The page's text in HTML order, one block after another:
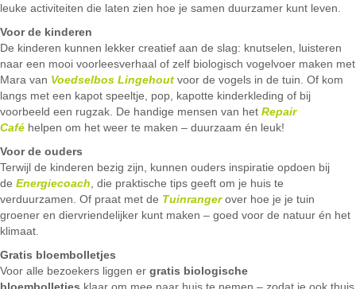
leuke activiteiten die laten zien hoe je samen duurzamer kunt leven.
Voor de kinderen
De kinderen kunnen lekker creatief aan de slag: knutselen, luisteren
naar een mooi voorleesverhaal of zelf biologisch vogelvoer maken met
Mara van Voedselbos Lingehout voor de vogels in de tuin. Of kom
langs met een kapot speeltje, pop, kapotte kinderkleding of bij
voorbeeld een rugzak. De handige mensen van het Repair
Café helpen om het weer te maken – duurzaam én leuk!
Voor de ouders
Terwijl de kinderen bezig zijn, kunnen ouders inspiratie opdoen bij
de Energiecoach , die praktische tips geeft om je huis te
verduurzamen. Of praat met de Tuinranger over hoe je je tuin
groener en diervriendelijker kunt maken – goed voor de natuur én het
klimaat.
Gratis bloembolletjes
Voor alle bezoekers liggen er gratis biologische
bloembolletjes klaar om mee naar huis te nemen – zodat je ook thuis